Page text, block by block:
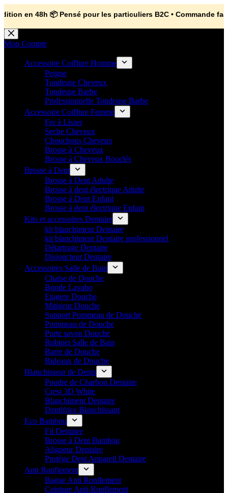
📦 Pensé pour les particuliers B2C • Commande facile et
🔥 Déjà adopté par les pros 👉 Passez en Espace Pro B2B 📦
💼 Offres réservées aux professionnels 🚀 Rejoignez l’Espace
Passer
au
Mon Compte
Accessoire Coiffure Homme
Peigne
Tondeuse Cheveux
Tondeuse Barbe
Professionnelle Tondeuse Barbe
Accessoire Coiffure Femme
Fer à Lisser
Seche Cheveux
Chouchous Cheveux
Brosse à Cheveux
Brosse à Cheveux Bouclés
Brosse à Dent
Brosse à Dent Adulte
Brosse à dent électrique Adulte
Brosse à Dent Enfant
Brosse à dent électrique Enfant
Kits et accessoires Dentaire
kit blanchiment Dentaire
kit blanchiment Dentaire professionnel
Détartrage Dentaire
Disjoncteur Dentaire
Accessoires Salle de Bain
Chaise de Douche
Bonde Lavabo
Etagere Douche
Mitigeur Douche
Support Pommeau de Douche
Pommeau de Douche
Porte savon Douche
Robinet Salle de Bain
Barre de Douche
Rideaux de Douche
Blanchisseur de Dents
Poudre de Charbon Dentaire
Crest 3D White
Blanchiment Dentaire
Dentifrice Blanchissant
Eco Bambou
Fil Dentaire
Brosse à Dent Bambou
Aligneur Dentaire
Protège Dent Appareil Dentaire
Anti Ronflement
Bague Anti Ronflement
Ceinture Anti-Ronflement